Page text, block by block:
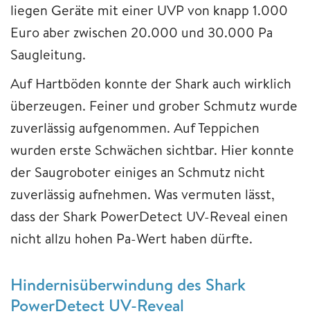
liegen Geräte mit einer UVP von knapp 1.000
Euro aber zwischen 20.000 und 30.000 Pa
Saugleitung.
Auf Hartböden konnte der Shark auch wirklich
überzeugen. Feiner und grober Schmutz wurde
zuverlässig aufgenommen. Auf Teppichen
wurden erste Schwächen sichtbar. Hier konnte
der Saugroboter einiges an Schmutz nicht
zuverlässig aufnehmen. Was vermuten lässt,
dass der Shark PowerDetect UV-Reveal einen
nicht allzu hohen Pa-Wert haben dürfte.
Hindernisüberwindung des Shark
PowerDetect UV-Reveal